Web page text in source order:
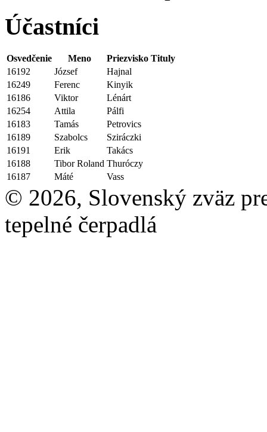
Účastníci
Osvedčenie Meno Priezvisko Tituly
16192
József
Hajnal
16249
Ferenc
Kinyik
16186
Viktor
Lénárt
16254
Attila
Pálfi
16183
Tamás
Petrovics
16189
Szabolcs
Sziráczki
16191
Erik
Takács
16188
Tibor Roland Thuróczy
16187
Máté Vass
© 2026, Slovenský zväz
tepelné čerpadlá